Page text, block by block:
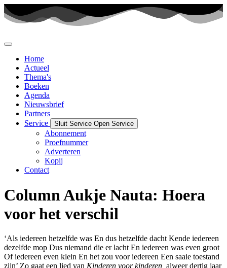
Ga
naar
Home
Actueel
Thema's
Boeken
Agenda
Nieuwsbrief
Partners
Service
Sluit Service Open Service
Abonnement
Proefnummer
Adverteren
Kopij
Contact
Column Aukje Nauta: Hoera
voor het verschil
‘Als iedereen hetzelfde was En dus hetzelfde dacht Kende iedereen
dezelfde mop Dus niemand die er lacht En iedereen was even groot
Of iedereen even klein En het zou voor iedereen Een saaie toestand
zijn’ Zo gaat een lied van Kinderen voor kinderen, alweer dertig jaar